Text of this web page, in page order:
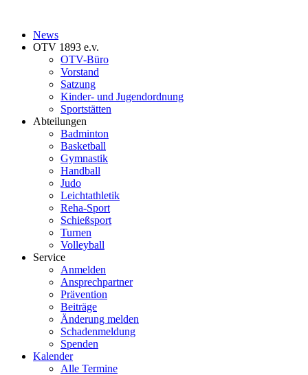
News
OTV 1893 e.v.
OTV-Büro
Vorstand
Satzung
Kinder- und Jugendordnung
Sportstätten
Abteilungen
Badminton
Basketball
Gymnastik
Handball
Judo
Leichtathletik
Reha-Sport
Schießsport
Turnen
Volleyball
Service
Anmelden
Ansprechpartner
Prävention
Beiträge
Änderung melden
Schadenmeldung
Spenden
Kalender
Alle Termine